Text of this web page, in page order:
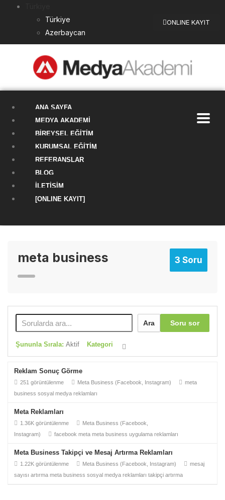
Türkiye
Azerbaycan
ONLINE KAYIT
ANA SAYFA
MEDYA AKADEMI
BIREYSEL EĞITIM
KURUMSAL EĞITIM
REFERANSLAR
BLOG
İLETIŞIM
[ONLINE KAYIT]
meta business 3 Soru
Soru sor
Ara
Şununla Sırala: Aktif Kategori
Reklam Sonuç Görme
251 görüntülenme Meta Business (Facebook, Instagram)
meta
business sosyal medya reklamları
Meta Reklamları
1.36K görüntülenme
Meta Business (Facebook,
Instagram)
facebook meta meta business uygulama reklamları
Meta Business Takipçi ve Mesaj Artırma Reklamları
1.22K görüntülenme Meta Business (Facebook, Instagram)
mesaj
sayısı artırma meta business sosyal medya reklamları takipçi artırma